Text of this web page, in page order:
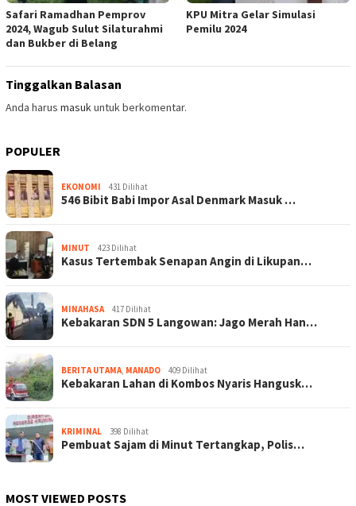
Safari Ramadhan Pemprov
2024, Wagub Sulut Silaturahmi
dan Bukber di Belang
KPU Mitra Gelar Simulasi
Pemilu 2024
Tinggalkan Balasan
Anda harus masukuntuk berkomentar.
POPULER
EKONOMI 431 Dilihat
546 Bibit Babi Impor Asal Denmark Masuk …
MINUT 423 Dilihat
Kasus Tertembak Senapan Angin di Likupan…
MINAHASA 417 Dilihat
Kebakaran SDN 5 Langowan: Jago Merah Han…
BERITA UTAMA, MANADO 409 Dilihat
Kebakaran Lahan di Kombos Nyaris Hangusk…
KRIMINAL 398 Dilihat
Pembuat Sajam di Minut Tertangkap, Polis…
MOST VIEWED POSTS